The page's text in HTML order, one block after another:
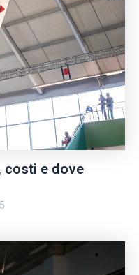
costi e dove